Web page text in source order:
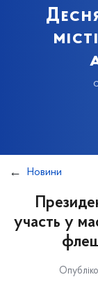
Новини
участь у